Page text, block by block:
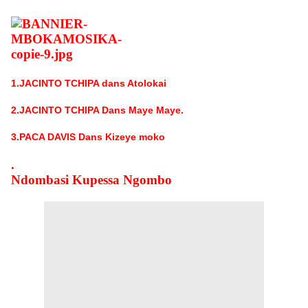
1.JACINTO TCHIPA dans Atolokai
2.JACINTO TCHIPA Dans Maye Maye.
3.PACA DAVIS Dans Kizeye moko
.
Ndombasi Kupessa Ngombo